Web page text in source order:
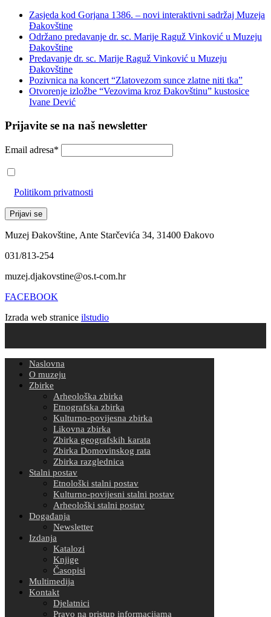
Zasjeda kod Gorjana 1386. – novi interaktivni sadržaj Muzeja
Đakovštine
Održano predavanje dr. sc. Marije Raguž Vinković u Muzeju
Đakovštine
Predavanje dr. sc. Marije Raguž Vinković u Muzeju
Đakovštine
Pozivnica na koncert “Zlatovezom sunce zlatne niti tka”
Otvorenje izložbe “Vezovima kroz Đakovštinu” kustosice
Ivane Dević
Prijavite se na naš newsletter
Email adresa*
Politikom privatnosti
Muzej Đakovštine, Ante Starčevića 34, 31400 Đakovo
031/813-254
muzej.djakovstine@os.t-com.hr
FACEBOOK
Izrada web stranice ilstudio
Naslovna
O muzeju
Zbirke
Arheološka zbirka
Etnografska zbirka
Kulturno-povijesna zbirka
Likovna zbirka
Zbirka geografskih karata
Zbirka Domovinskog rata
Zbirka razglednica
Stalni postav
Etnološki stalni postav
Kulturno-povijesni stalni postav
Arheološki stalni postav
Događanja
Newsletter
Izdanja
Katalozi
Knjige
Časopisi
Multimedija
Kontakt
Djelatnici
Pravo na pristup informacijama